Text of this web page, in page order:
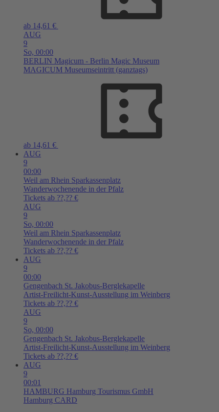
ab 14,61 €
AUG
9
So, 00:00
BERLIN Magicum - Berlin Magic Museum
MAGICUM Museumseintritt (ganztags)
ab 14,61 €
AUG
9
00:00
Weil am Rhein Sparkassenplatz
Wanderwochenende in der Pfalz
Tickets ab ??,?? €
AUG
9
So, 00:00
Weil am Rhein Sparkassenplatz
Wanderwochenende in der Pfalz
Tickets ab ??,?? €
AUG
9
00:00
Gengenbach St. Jakobus-Berglekapelle
Artist-Freilicht-Kunst-Ausstellung im Weinberg
Tickets ab ??,?? €
AUG
9
So, 00:00
Gengenbach St. Jakobus-Berglekapelle
Artist-Freilicht-Kunst-Ausstellung im Weinberg
Tickets ab ??,?? €
AUG
9
00:01
HAMBURG Hamburg Tourismus GmbH
Hamburg CARD